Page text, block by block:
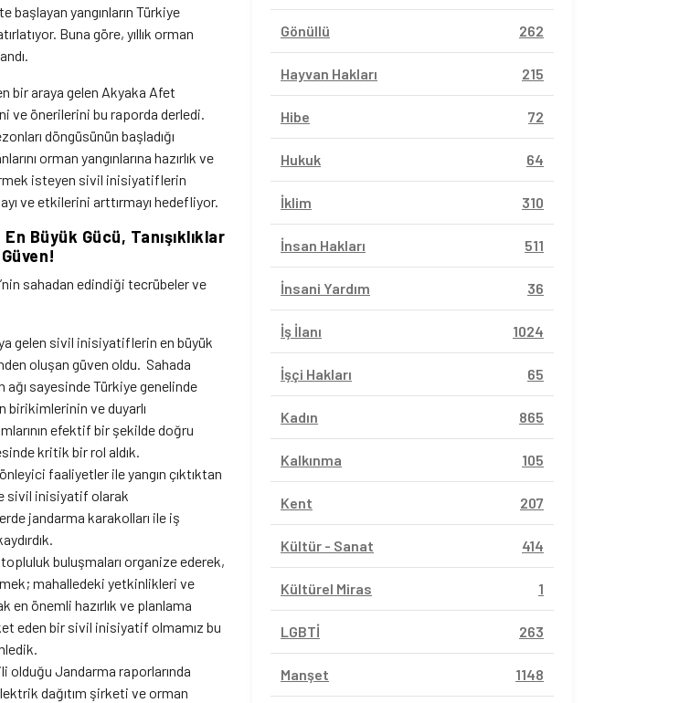
başlayan yangınların Türkiye
Buna göre, yıllık orman
bir araya gelen Akyaka Afet
ve önerilerini bu raporda derledi.
döngüsünün başladığı
orman yangınlarına hazırlık ve
isteyen sivil inisiyatiflerin
ve etkilerini arttırmayı hedefliyor.
Büyük Gücü, Tanışıklıklar
sahadan edindiği tecrübeler ve
gelen sivil inisiyatiflerin en büyük
oluşan güven oldu. Sahada
sayesinde Türkiye genelinde
birikimlerinin ve duyarlı
efektif bir şekilde doğru
kritik bir rol aldık.
faaliyetler ile yangın çıktıktan
sivil inisiyatif olarak
jandarma karakolları ile iş
topluluk buluşmaları organize ederek,
mahalledeki yetkinlikleri ve
en önemli hazırlık ve planlama
eden bir sivil inisiyatif olmamız bu
olduğu Jandarma raporlarında
dağıtım şirketi ve orman
Gönüllü 262
Hayvan Hakları 215
Hibe 72
Hukuk 64
İklim 310
İnsan Hakları 511
İnsani Yardım 36
İş İlanı 1024
İşçi Hakları 65
Kadın 865
Kalkınma 105
Kent 207
Kültür - Sanat 414
Kültürel Miras 1
LGBTİ 263
Manşet 1148